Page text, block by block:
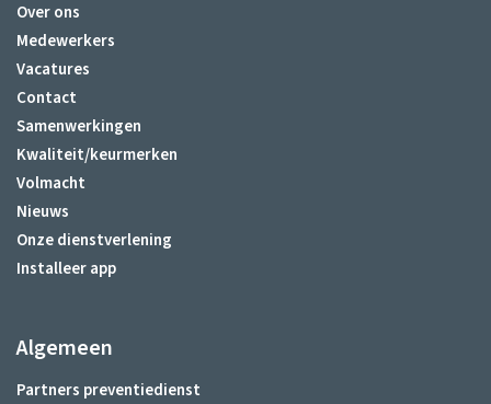
Over ons
Medewerkers
Vacatures
Contact
Samenwerkingen
Kwaliteit/keurmerken
Volmacht
Nieuws
Onze dienstverlening
Installeer app
Algemeen
Partners preventiedienst